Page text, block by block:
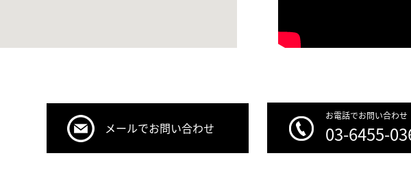
メールでお問い合わせ
お電話でお問い合わせ
03-6455-